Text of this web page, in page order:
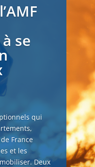
se
qui
France
et les
Deux